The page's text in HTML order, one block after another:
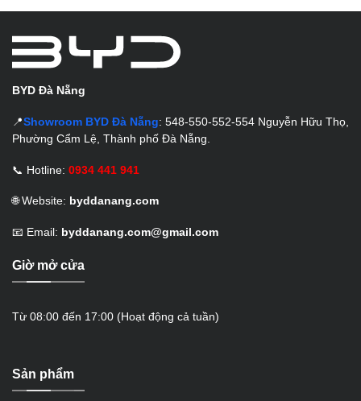
BYD Đà Nẵng
📍Showroom BYD Đà Nẵng: 548-550-552-554 Nguyễn Hữu Thọ,
Phường Cẩm Lệ, Thành phố Đà Nẵng.
📞 Hotline: 0934 441 941
🌐 Website: byddanang.com
📧 Email: byddanang.com@gmail.com
Giờ mở cửa
Từ 08:00 đến 17:00 (Hoạt động cả tuần)
Sản phẩm